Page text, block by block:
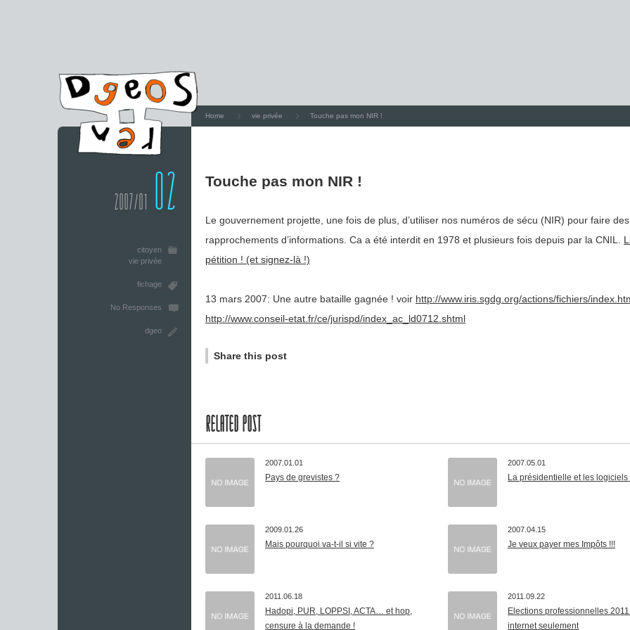
Home vie privée Touche pas mon NIR !
Touche pas mon NIR !
2007/01 02
citoyen
vie privée
fichage
No Responses
dgeo
Le gouvernement projette, une fois de plus, d’utiliser nos numéros de sécu (NIR) pour faire des
rapprochements d’informations. Ca a été interdit en 1978 et plusieurs fois depuis par la CNIL.
pétition ! (et signez-là !)
13 mars 2007: Une autre bataille gagnée ! voir http://www.iris.sgdg.org/actions/fichiers/
http://www.conseil-etat.fr/ce/jurispd/index_ac_ld0712.shtml
Share this post
RELATED POST
2007.01.01
Pays de grevistes ?
2007.05.01
La présidentielle et les logiciels
2009.01.26
Mais pourquoi va-t-il si vite ?
2007.04.15
Je veux payer mes Impôts !!!
2011.06.18
Hadopi, PUR, LOPPSI, ACTA… et hop,
censure à la demande !
2011.09.22
Elections professionnelles
internet seulement